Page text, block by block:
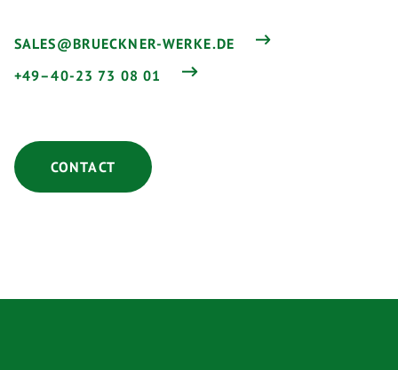
SALES@BRUECKNER-WERKE.DE
+49–40-23 73 08 01
CONTACT